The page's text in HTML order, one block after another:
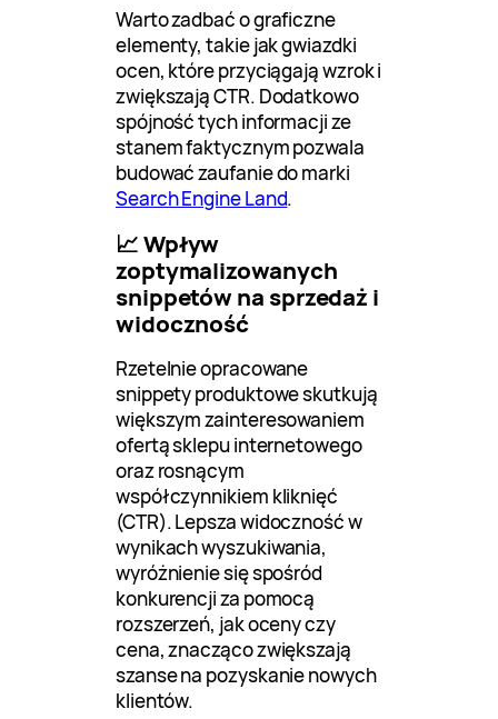
Warto zadbać o graficzne
elementy, takie jak gwiazdki
ocen, które przyciągają wzrok i
zwiększają CTR. Dodatkowo
spójność tych informacji ze
stanem faktycznym pozwala
budować zaufanie do marki
Search Engine Land.
📈 Wpływ
zoptymalizowanych
snippetów na sprzedaż i
widoczność
Rzetelnie opracowane
snippety produktowe skutkują
większym zainteresowaniem
ofertą sklepu internetowego
oraz rosnącym
współczynnikiem kliknięć
(CTR). Lepsza widoczność w
wynikach wyszukiwania,
wyróżnienie się spośród
konkurencji za pomocą
rozszerzeń, jak oceny czy
cena, znacząco zwiększają
szanse na pozyskanie nowych
klientów.